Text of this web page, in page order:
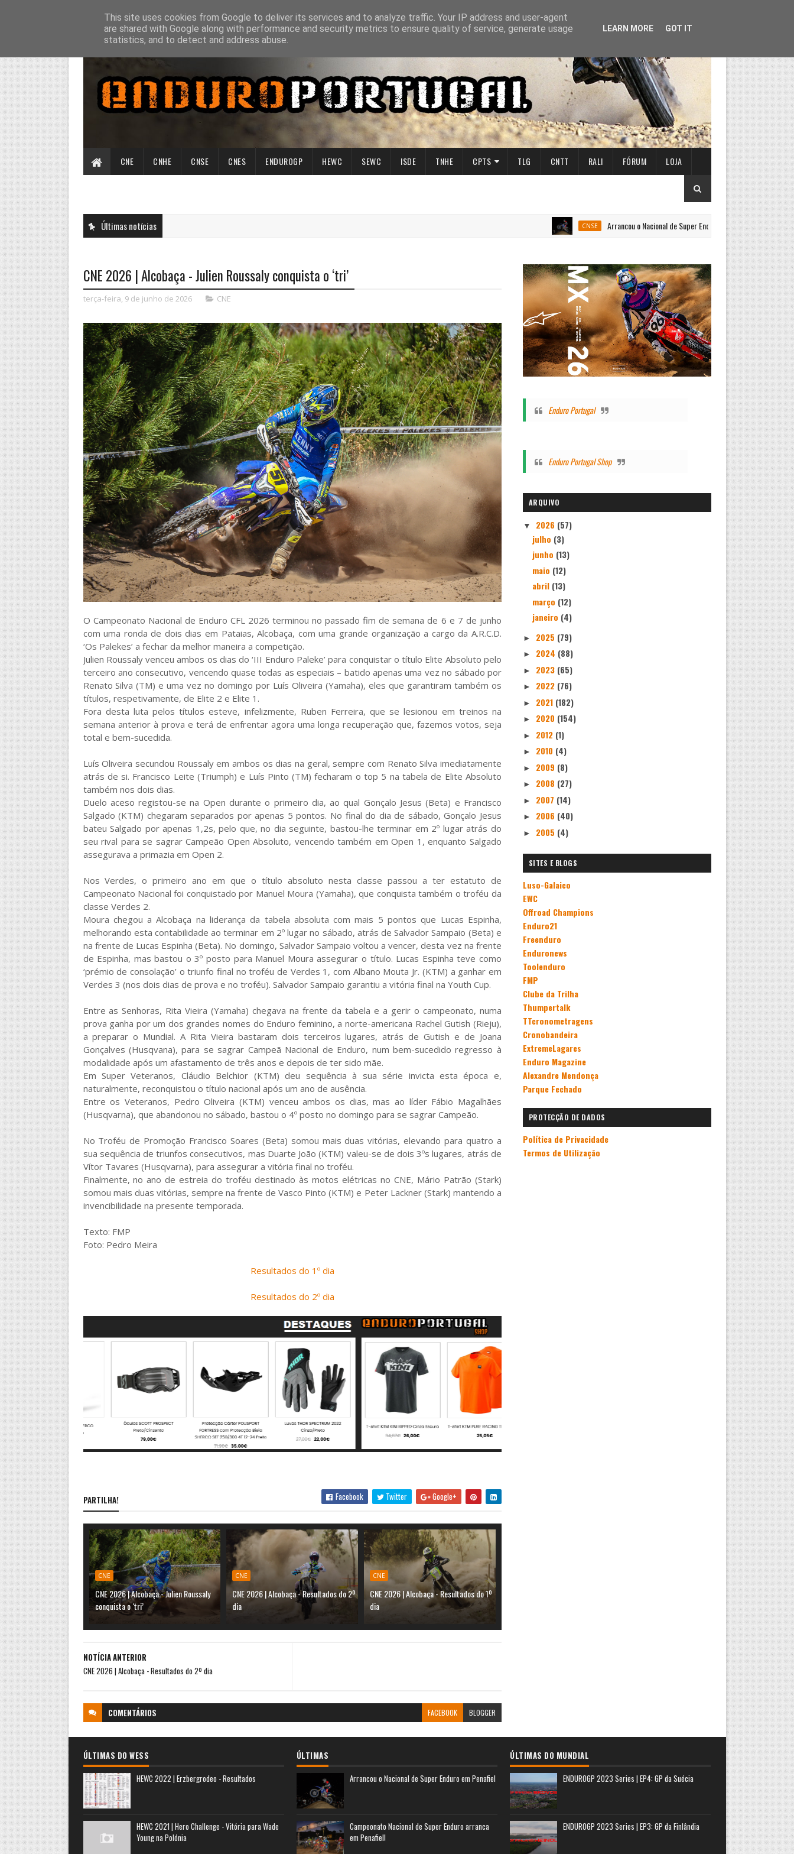
CNE CNHE CNSE CNES ENDUROGP HEWC SEWC ISDE TNHE CPTS TLG CNTT RALI FÓRUM LOJA
Últimas notícias CNSE Arrancou o Nacional de Super Enduro em Penafiel CNSE
CNE 2026 | Alcobaça - Julien Roussaly conquista o ‘tri’
terça-feira, 9 de junho de 2026 CNE
O Campeonato Nacional de Enduro CFL 2026 terminou no passado fim de semana de 6 e 7 de junho
com uma ronda de dois dias em Pataias, Alcobaça, com uma grande organização a cargo da A.R.C.D.
‘Os Palekes’ a fechar da melhor maneira a competição.
Julien Roussaly venceu ambos os dias do ‘III Enduro Paleke’ para conquistar o título Elite Absoluto pelo
terceiro ano consecutivo, vencendo quase todas as especiais – batido apenas uma vez no sábado por
Renato Silva (TM) e uma vez no domingo por Luís Oliveira (Yamaha), eles que garantiram também os
títulos, respetivamente, de Elite 2 e Elite 1.
Fora desta luta pelos títulos esteve, infelizmente, Ruben Ferreira, que se lesionou em treinos na
semana anterior à prova e terá de enfrentar agora uma longa recuperação que, fazemos votos, seja
total e bem-sucedida.
Luís Oliveira secundou Roussaly em ambos os dias na geral, sempre com Renato Silva imediatamente
atrás de si. Francisco Leite (Triumph) e Luís Pinto (TM) fecharam o top 5 na tabela de Elite Absoluto
também nos dois dias.
Duelo aceso registou-se na Open durante o primeiro dia, ao qual Gonçalo Jesus (Beta) e Francisco
Salgado (KTM) chegaram separados por apenas 5 pontos. No final do dia de sábado, Gonçalo Jesus
bateu Salgado por apenas 1,2s, pelo que, no dia seguinte, bastou-lhe terminar em 2º lugar atrás do
seu rival para se sagrar Campeão Open Absoluto, vencendo também em Open 1, enquanto Salgado
assegurava a primazia em Open 2.
Nos Verdes, o primeiro ano em que o título absoluto nesta classe passou a ter estatuto de
Campeonato Nacional foi conquistado por Manuel Moura (Yamaha), que conquista também o troféu da
classe Verdes 2.
Moura chegou a Alcobaça na liderança da tabela absoluta com mais 5 pontos que Lucas Espinha,
melhorando esta contabilidade ao terminar em 2º lugar no sábado, atrás de Salvador Sampaio (Beta) e
na frente de Lucas Espinha (Beta). No domingo, Salvador Sampaio voltou a vencer, desta vez na frente
de Espinha, mas bastou o 3º posto para Manuel Moura assegurar o título. Lucas Espinha teve como
‘prémio de consolação’ o triunfo final no troféu de Verdes 1, com Albano Mouta Jr. (KTM) a ganhar em
Verdes 3 (nos dois dias de prova e no troféu). Salvador Sampaio garantiu a vitória final na Youth Cup.
Entre as Senhoras, Rita Vieira (Yamaha) chegava na frente da tabela e a gerir o campeonato, numa
prova ganha por um dos grandes nomes do Enduro feminino, a norte-americana Rachel Gutish (Rieju),
a preparar o Mundial. A Rita Vieira bastaram dois terceiros lugares, atrás de Gutish e de Joana
Gonçalves (Husqvana), para se sagrar Campeã Nacional de Enduro, num bem-sucedido regresso à
modalidade após um afastamento de três anos e depois de ter sido mãe.
Em Super Veteranos, Cláudio Belchior (KTM) deu sequência à sua série invicta esta época e,
naturalmente, reconquistou o título nacional após um ano de ausência.
Entre os Veteranos, Pedro Oliveira (KTM) venceu ambos os dias, mas ao líder Fábio Magalhães
(Husqvarna), que abandonou no sábado, bastou o 4º posto no domingo para se sagrar Campeão.
No Troféu de Promoção Francisco Soares (Beta) somou mais duas vitórias, elevando para quatro a
sua sequência de triunfos consecutivos, mas Duarte João (KTM) valeu-se de dois 3ºs lugares, atrás de
Vítor Tavares (Husqvarna), para assegurar a vitória final no troféu.
Finalmente, no ano de estreia do troféu destinado às motos elétricas no CNE, Mário Patrão (Stark)
somou mais duas vitórias, sempre na frente de Vasco Pinto (KTM) e Peter Lackner (Stark) mantendo a
invencibilidade na presente temporada.
Texto: FMP
Foto: Pedro Meira
Resultados do 1º dia
Resultados do 2º dia
PARTILHA! Facebook Twitter Google+
CNE
CNE 2026 | Alcobaça - Julien Roussaly
conquista o ‘tri’
CNE
CNE 2026 | Alcobaça - Resultados do 2º
dia
CNE
CNE 2026 | Alcobaça - Resultados do 1º
dia
NOTÍCIA ANTERIOR
CNE 2026 | Alcobaça - Resultados do 2º dia
COMENTÁRIOS FACEBOOK BLOGGER
Enduro Portugal
Enduro Portugal Shop
ARQUIVO
▼ 2026 (57)
julho (3)
junho (13)
maio (12)
abril (13)
março (12)
janeiro (4)
► 2025 (79)
► 2024 (88)
► 2023 (65)
► 2022 (76)
► 2021 (182)
► 2020 (154)
► 2012 (1)
► 2010 (4)
► 2009 (8)
► 2008 (27)
► 2007 (14)
► 2006 (40)
► 2005 (4)
SITES E BLOGS
Luso-Galaico
EWC
Offroad Champions
Enduro21
Freenduro
Enduronews
Toolenduro
FMP
Clube da Trilha
Thumpertalk
TTcronometragens
Cronobandeira
ExtremeLagares
Enduro Magazine
Alexandre Mendonça
Parque Fechado
PROTECÇÃO DE DADOS
Política de Privacidade
Termos de Utilização
ÚLTIMAS DO WESS
HEWC 2022 | Erzbergrodeo - Resultados
HEWC 2021 | Hero Challenge - Vitória para Wade
Young na Polónia
ÚLTIMAS
Arrancou o Nacional de Super Enduro em Penafiel
Campeonato Nacional de Super Enduro arranca
em Penafiel!
ÚLTIMAS DO MUNDIAL
ENDUROGP 2023 Series | EP4: GP da Suécia
ENDUROGP 2023 Series | EP3: GP da Finlândia
This site uses cookies from Google to deliver its services and to analyze traffic. Your IP address and user-agent
are shared with Google along with performance and security metrics to ensure quality of service, generate usage
statistics, and to detect and address abuse.
LEARN MORE GOT IT